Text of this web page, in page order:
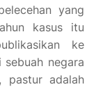
yang
kasus itu
ke
sebuah negara
pastur adalah